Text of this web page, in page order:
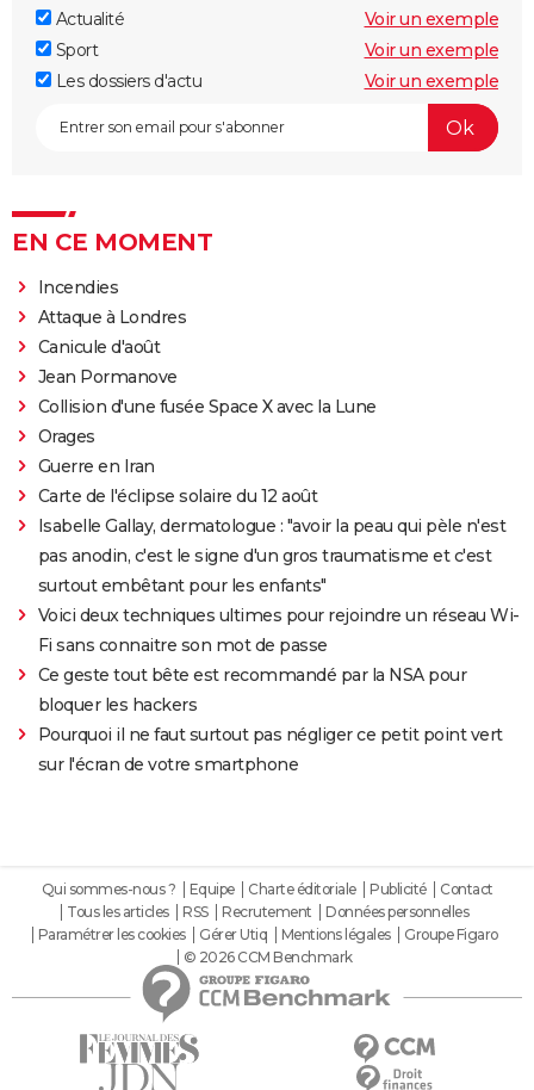
Actualité
Voir un exemple
Sport
Voir un exemple
Les dossiers d'actu
Voir un exemple
EN CE MOMENT
Incendies
Attaque à Londres
Canicule d'août
Jean Pormanove
Collision d'une fusée Space X avec la Lune
Orages
Guerre en Iran
Carte de l'éclipse solaire du 12 août
Isabelle Gallay, dermatologue : "avoir la peau qui pèle n'est
pas anodin, c'est le signe d'un gros traumatisme et c'est
surtout embêtant pour les enfants"
Voici deux techniques ultimes pour rejoindre un réseau Wi-
Fi sans connaitre son mot de passe
Ce geste tout bête est recommandé par la NSA pour
bloquer les hackers
Pourquoi il ne faut surtout pas négliger ce petit point vert
sur l'écran de votre smartphone
Qui sommes-nous ? Equipe Charte éditoriale Publicité
Contact
Tous les articles
RSS Recrutement
Données personnelles
Paramétrer les cookies
Gérer Utiq Mentions légales
Groupe Figaro
© 2026 CCM Benchmark